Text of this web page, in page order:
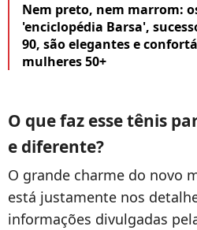
Nem preto, nem marrom:
'enciclopédia Barsa',
90, são elegantes e
mulheres 50+
O que faz esse tênis
e diferente?
O grande charme do novo
está justamente nos
informações divulgadas